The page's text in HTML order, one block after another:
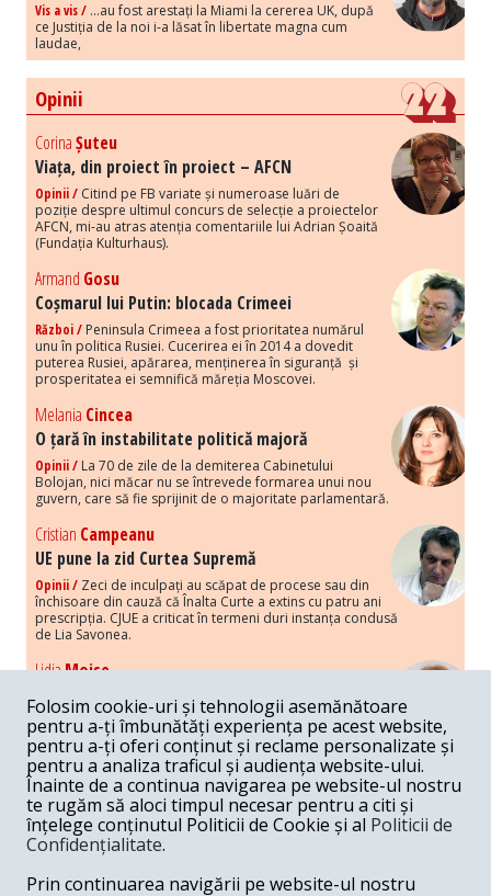
Vis a vis / ...au fost arestați la Miami la cererea UK, după
ce Justiția de la noi i-a lăsat în libertate magna cum
laudae,
Opinii
CorinaȘuteu
Viața, din proiect în proiect – AFCN
Opinii / Citind pe FB variate și numeroase luări de
poziție despre ultimul concurs de selecție a proiectelor
AFCN, mi-au atras atenția comentariile lui Adrian Șoaită
(Fundația Kulturhaus).
Armand Gosu
Coșmarul lui Putin: blocada Crimeei
Război / Peninsula Crimeea a fost prioritatea numărul
unu în politica Rusiei. Cucerirea ei în 2014 a dovedit
puterea Rusiei, apărarea, menținerea în siguranță și
prosperitatea ei semnifică măreția Moscovei.
Melania Cincea
O țară în instabilitate politică majoră
Opinii / La 70 de zile de la demiterea Cabinetului
Bolojan, nici măcar nu se întrevede formarea unui nou
guvern, care să fie sprijinit de o majoritate parlamentară.
Cristian Campeanu
UE pune la zid Curtea Supremă
Opinii / Zeci de inculpați au scăpat de procese sau din
închisoare din cauză că Înalta Curte a extins cu patru ani
prescripția. CJUE a criticat în termeni duri instanța condusă
de Lia Savonea.
LidiaMoise
Costurile economice ale haosului politic
Opinii / Economia nu poate rezista cu retorica falsă a
susținerii intereselor poporului, care, de fapt, ascunde
obsesia menținerii privilegiilor și a averilor unor caste.
Melania Cincea
Noi puseuri de xenofobie din partea românilor
„neaoși”
Periodic, în spațiul public sunt voci care lansează
mesaje xenofobe la adresa câte unui politician care deranjează un
Folosim cookie-uri și tehnologii asemănătoare
pentru a-ți îmbunătăți experiența pe acest website,
pentru a-ți oferi conținut și reclame personalizate și
pentru a analiza traficul și audiența website-ului.
Înainte de a continua navigarea pe website-ul nostru
te rugăm să aloci timpul necesar pentru a citi și
înțelege conținutul Politicii de Cookie și al Politicii de
Confidențialitate.
Prin continuarea navigării pe website-ul nostru